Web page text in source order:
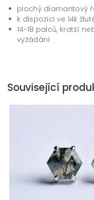
plochý diamantový
k dispozici ve 14k
14-18 palců, kratší
vyžádání
Související